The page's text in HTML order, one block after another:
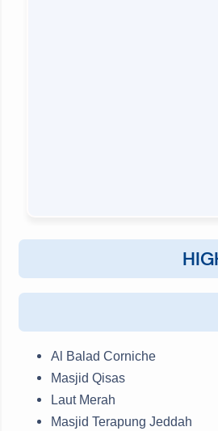
Al Balad Corniche
Masjid Qisas
Laut Merah
Masjid Terapung Jeddah